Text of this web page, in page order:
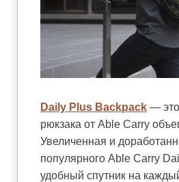
Daily Plus Backpack —
рюкзака от Able Carry
Увеличенная и
популярного Able Carry
удобный спутник на